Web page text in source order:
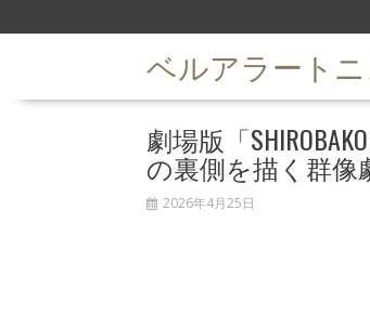
k
ベルアラート
劇場版「
の裏側を描く群像
2026年4月25日